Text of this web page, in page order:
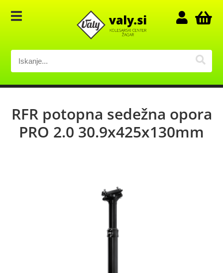
RFR potopna sedežna opora
PRO 2.0 30.9x425x130mm